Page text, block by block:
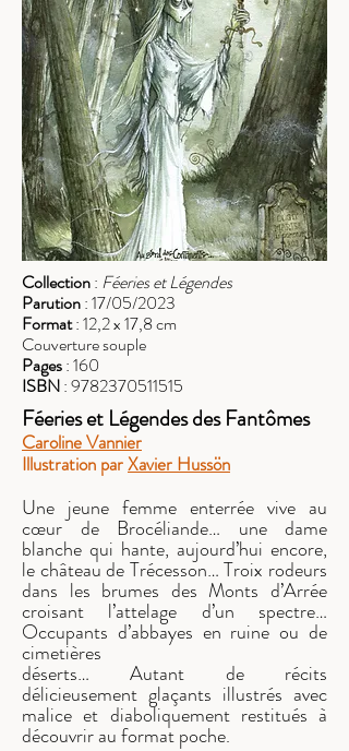
Collection: Féeries et Légendes
Parution: 17/05/2023
Format: 12,2 x 17,8 cm
Couverture souple
Pages: 160
ISBN:9782370511515
Féeries et Légendesdes Fantômes
Caroline Vannier
Illustration parXavier Hussön
Une jeune femme enterrée vive au
cœur de Brocéliande… une dame
blanche qui hante, aujourd’hui encore,
le château de Trécesson… Troix rodeurs
dans les brumes des Monts d’Arrée
croisant l’attelage d’un spectre…
Occupants d’abbayes en ruine ou de
cimetières
déserts… Autant de récits
délicieusement glaçants illustrés avec
malice et diaboliquement restitués à
découvrir au format poche.